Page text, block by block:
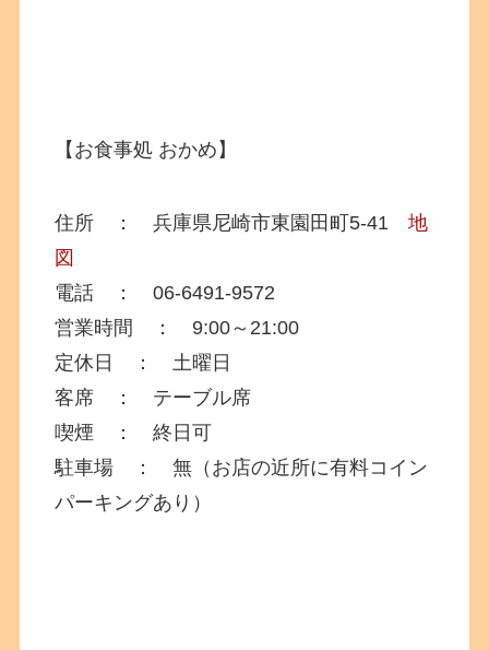
【お食事処 おかめ】
住所 ： 兵庫県尼崎市東園田町5-41地
図
電話 ： 06-6491-9572
営業時間 ： 9:00～21:00
定休日 ： 土曜日
客席 ： テーブル席
喫煙 ： 終日可
駐車場 ： 無（お店の近所に有料コイン
パーキングあり）